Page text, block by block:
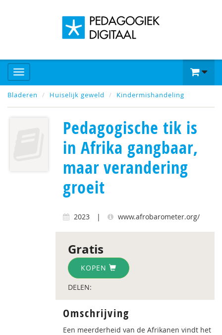
Bladeren Huiselijk geweld Kindermishandeling
Pedagogische tik is
in Afrika gangbaar,
maar verandering
groeit
2023 | www.afrobarometer.org/
Gratis
KOPEN
DELEN:
Omschrijving
Een meerderheid van de Afrikanen vindt het